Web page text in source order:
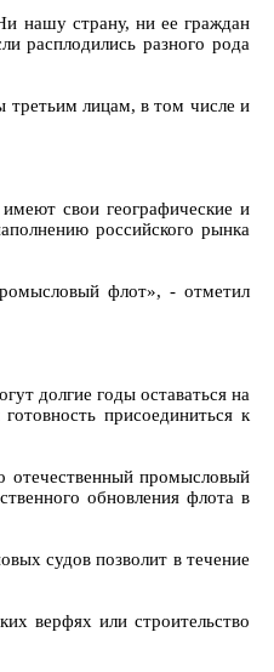
нашу страну, ни ее граждан
расплодились разного рода
третьим лицам, в том числе и
свои географические и
российского рынка
флот», - отметил
долгие годы оставаться на
присоединиться к
отечественный промысловый
обновления флота в
судов позволит в течение
верфях или строительство